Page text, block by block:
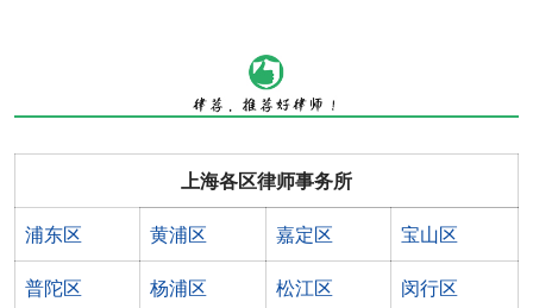
上海各区律师事务所
浦东区 黄浦区 嘉定区 宝山区
普陀区 杨浦区 松江区 闵行区